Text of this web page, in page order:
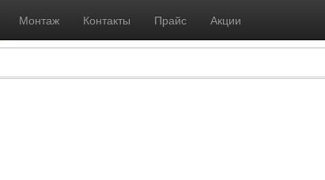
Монтаж Контакты Прайс Акции